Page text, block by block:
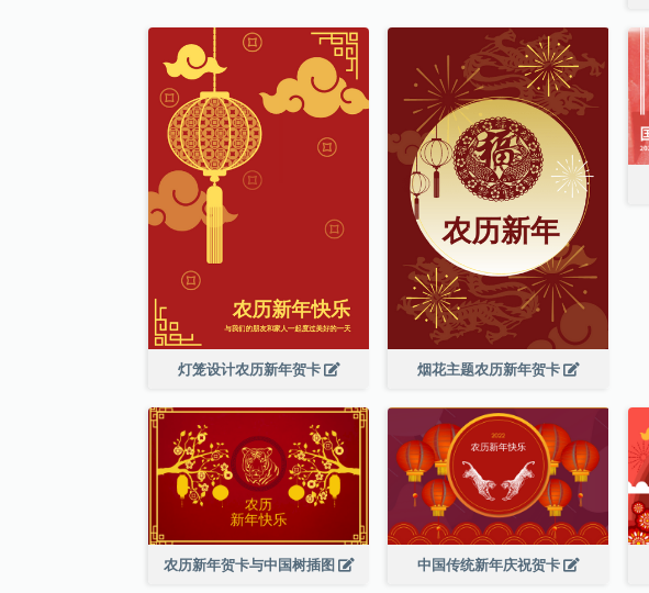
灯笼设计农历新年贺卡 烟花主题农历新年贺卡
农历新年贺卡与中国树插图 中国传统新年庆祝贺卡